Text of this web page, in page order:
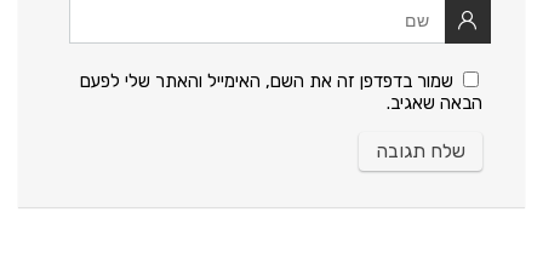
שמור בדפדפן זה את השם, האימייל והאתר שלי לפעם
הבאה שאגיב.